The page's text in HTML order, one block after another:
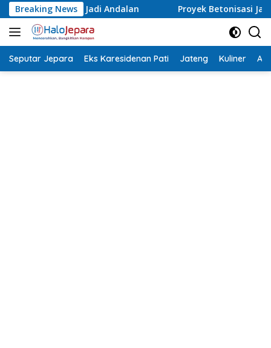
Langsung
ke
konten
Breaking News
Proyek Betonisasi Jalan Rusak Parah di Sekuro
Seputar Jepara Eks Karesidenan Pati Jateng Kuliner